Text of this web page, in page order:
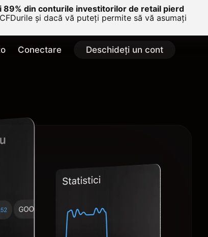
89% din conturile investitorilor de retail pierd
și dacă vă puteți permite să vă asumați
Conectare Deschideți un cont